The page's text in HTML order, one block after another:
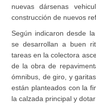
nuevas dársenas
construcción de nuevos
Según indicaron desde
se desarrollan a buen
tareas en la colectora
de la obra de
ómnibus, de giro, y
están planteados con la
la calzada principal y